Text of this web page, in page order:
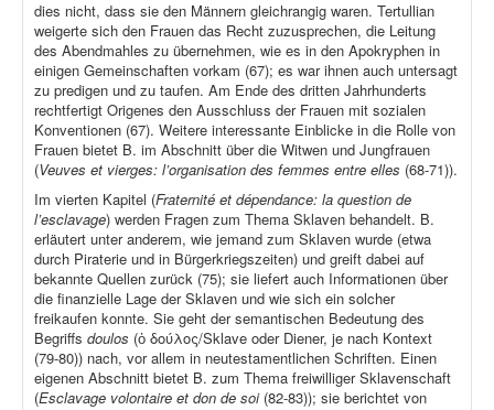
dies nicht, dass sie den Männern gleichrangig waren. Tertullian
weigerte sich den Frauen das Recht zuzusprechen, die Leitung
des Abendmahles zu übernehmen, wie es in den Apokryphen in
einigen Gemeinschaften vorkam (67); es war ihnen auch untersagt
zu predigen und zu taufen. Am Ende des dritten Jahrhunderts
rechtfertigt Origenes den Ausschluss der Frauen mit sozialen
Konventionen (67). Weitere interessante Einblicke in die Rolle von
Frauen bietet B. im Abschnitt über die Witwen und Jungfrauen
(Veuves et vierges: l’organisation des femmes entre elles (68-71)).
Im vierten Kapitel (Fraternité et dépendance: la question de
l’esclavage) werden Fragen zum Thema Sklaven behandelt. B.
erläutert unter anderem, wie jemand zum Sklaven wurde (etwa
durch Piraterie und in Bürgerkriegszeiten) und greift dabei auf
bekannte Quellen zurück (75); sie liefert auch Informationen über
die finanzielle Lage der Sklaven und wie sich ein solcher
freikaufen konnte. Sie geht der semantischen Bedeutung des
Begriffs doulos (ὁ δούλος/Sklave oder Diener, je nach Kontext
(79-80)) nach, vor allem in neutestamentlichen Schriften. Einen
eigenen Abschnitt bietet B. zum Thema freiwilliger Sklavenschaft
(Esclavage volontaire et don de soi(82-83)); sie berichtet von